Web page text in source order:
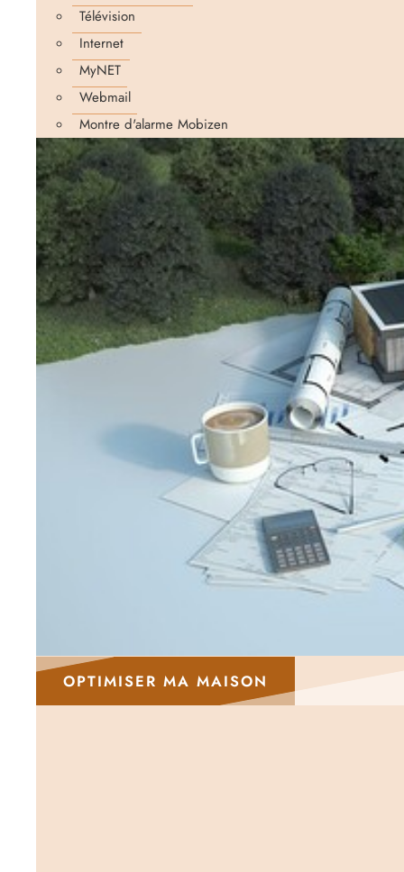
Télévision
Internet
MyNET
Webmail
Montre d'alarme Mobizen
OPTIMISER MA MAISON